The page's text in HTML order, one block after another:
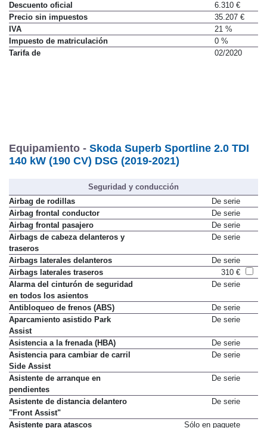
Precio(con descuento y equipamiento seleccionado)
36.290 €
Descuento oficial
6.310 €
Precio sin impuestos
35.207 €
IVA
21 %
Impuesto de matriculación
0 %
Equipamiento -Skoda Superb Sportline 2.0 TDI
140 kW (190 CV) DSG (2019-2021)
Seguridad y conducción
Airbag de rodillas
De serie
Airbag frontal conductor
De serie
Airbag frontal pasajero
De serie
Airbags de cabeza delanteros y
traseros
Airbags laterales delanteros
De serie
Airbags laterales traseros
310 €
Alarma del cinturón de seguridad
en todos los asientos
Antibloqueo de frenos (ABS)
De serie
Aparcamiento asistido Park
Assist
Asistencia a la frenada (HBA)
De serie
Asistencia para cambiar de carril
Side Assist
Asistente de arranque en
pendientes
Asistente de distancia delantero
"Front Assist"